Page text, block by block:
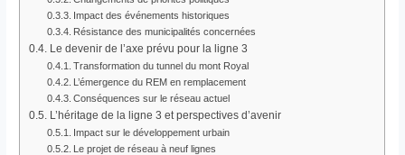
Impact des événements historiques
Résistance des municipalités concernées
Le devenir de l’axe prévu pour la ligne 3
Transformation du tunnel du mont Royal
L’émergence du REM en remplacement
Conséquences sur le réseau actuel
L’héritage de la ligne 3 et perspectives d’avenir
Impact sur le développement urbain
Le projet de réseau à neuf lignes